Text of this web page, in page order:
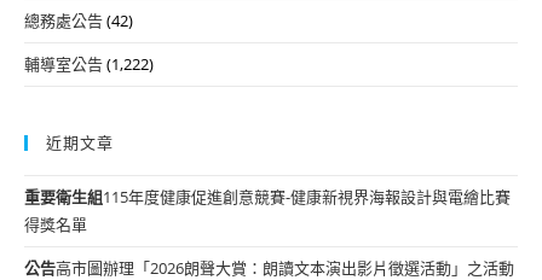
總務處公告(42)
輔導室公告(1,222)
近期文章
重要衛生組115年度健康促進創意競賽-健康新視界海報設計與電繪比賽
得獎名單
公告高市圖辦理「2026朗聲大賞：朗讀文本演出影片徵選活動」之活動